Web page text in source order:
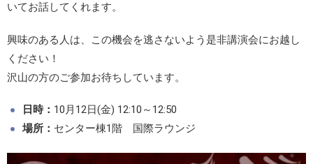
いてお話してくれます。
興味のある人は、この機会を逃さないよう是非講演会にお越し
ください！
沢山の方のご参加お待ちしています。
日時： 10月12日(金) 12:10～12:50
場所： センター棟1階 国際ラウンジ